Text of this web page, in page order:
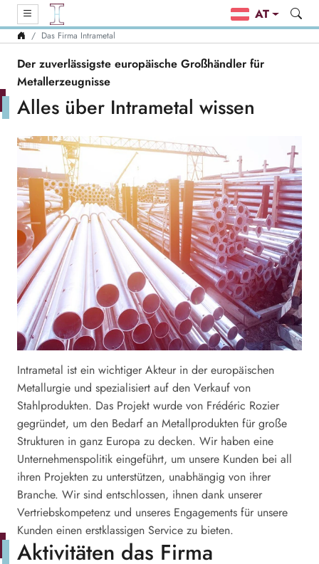
AT
Das Firma Intrametal
Der zuverlässigste europäische Großhändler für
Metallerzeugnisse
Alles über Intrametal wissen
Intrametal ist ein wichtiger Akteur in der europäischen
Metallurgie und spezialisiert auf den Verkauf von
Stahlprodukten. Das Projekt wurde von Frédéric Rozier
gegründet, um den Bedarf an Metallprodukten für große
Strukturen in ganz Europa zu decken. Wir haben eine
Unternehmenspolitik eingeführt, um unsere Kunden bei all
ihren Projekten zu unterstützen, unabhängig von ihrer
Branche. Wir sind entschlossen, ihnen dank unserer
Vertriebskompetenz und unseres Engagements für unsere
Kunden einen erstklassigen Service zu bieten.
Aktivitäten das Firma